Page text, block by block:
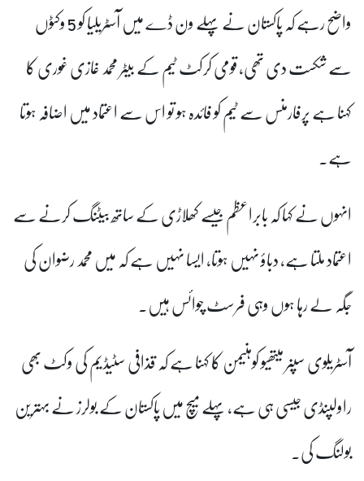
واضح رہے کہ پاکستان نے پہلے ون ڈے میں آسٹریلیا کو 5 وکٹوں
سے شکست دی تھی، قومی کرکٹ ٹیم کے بیٹر محمد غازی غوری کا
کہنا ہے پرفارمنس سے ٹیم کو فائدہ ہو تو اس سے اعتماد میں اضافہ ہوتا
ہے۔
انہوں نے کہا کہ بابراعظم جیسے کھلاڑی کے ساتھ بیٹنگ کرنے سے
اعتماد ملتا ہے، دباؤ نہیں ہوتا، ایسا نہیں ہے کہ میں محمد رضوان کی
جگہ لے رہا ہوں وہی فرسٹ چوائس ہیں۔
آسٹریلوی سپنر میتھیو کوہنیمن کا کہنا ہے کہ قذافی سٹیڈیم کی وکٹ بھی
راولپنڈی جیسی ہی ہے، پہلے میچ میں پاکستان کے بولرز نے بہترین
بولنگ کی۔